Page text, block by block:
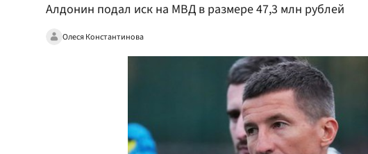
Алдонин подал иск на МВД в размере 47,3 млн рублей
Олеся Константинова